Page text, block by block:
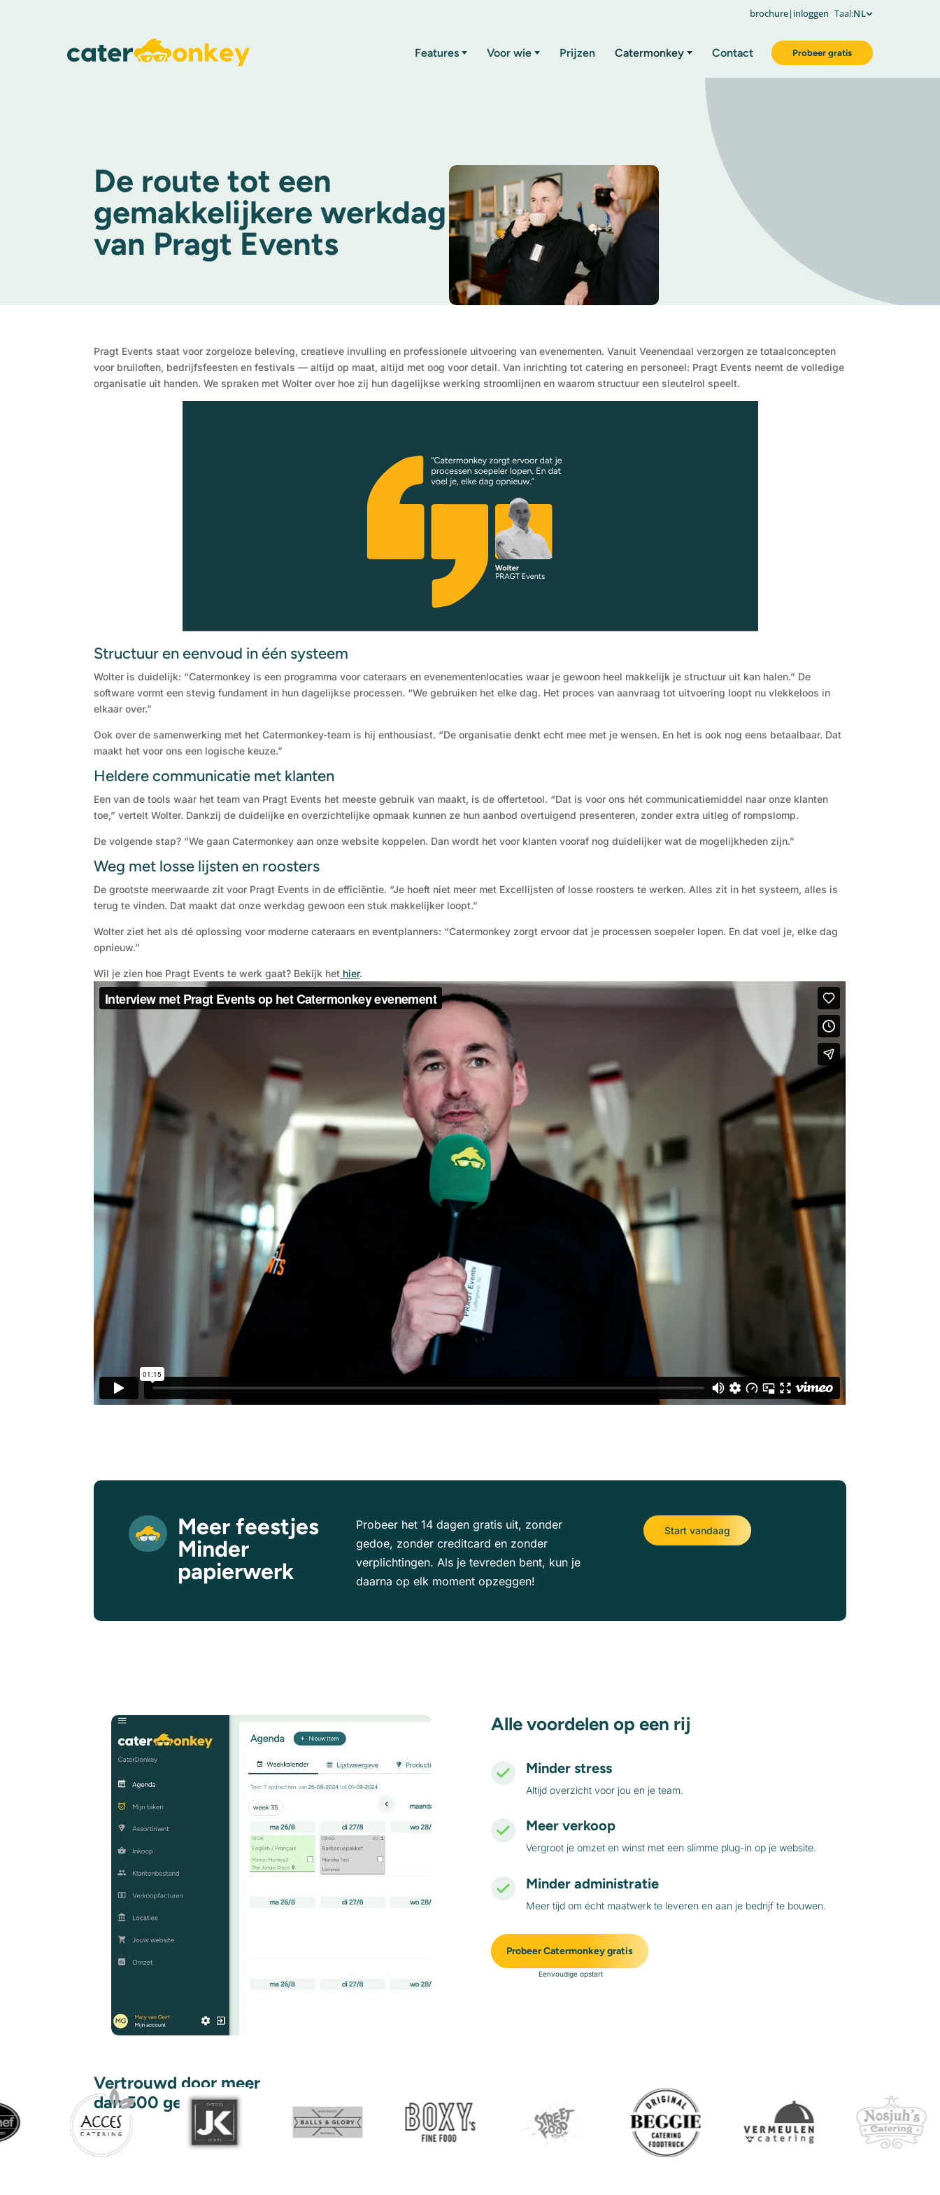
brochure| inloggen Taal:NL
Features Voor wie Prijzen Catermonkey Contact Probeer gratis
De route tot een
gemakkelijkere werkdag
van Pragt Events
Pragt Events staat voor zorgeloze beleving, creatieve invulling en professionele uitvoering van evenementen. Vanuit Veenendaal verzorgen ze totaalconcepten
voor bruiloften, bedrijfsfeesten en festivals — altijd op maat, altijd met oog voor detail. Van inrichting tot catering en personeel: Pragt Events neemt de volledige
organisatie uit handen. We spraken met Wolter over hoe zij hun dagelijkse werking stroomlijnen en waarom structuur een sleutelrol speelt.
Structuur en eenvoud in één systeem
Wolter is duidelijk: “Catermonkey is een programma voor cateraars en evenementenlocaties waar je gewoon heel makkelijk je structuur uit kan halen.” De
software vormt een stevig fundament in hun dagelijkse processen. “We gebruiken het elke dag. Het proces van aanvraag tot uitvoering loopt nu vlekkeloos in
elkaar over.”
Ook over de samenwerking met het Catermonkey-team is hij enthousiast. “De organisatie denkt echt mee met je wensen. En het is ook nog eens betaalbaar. Dat
maakt het voor ons een logische keuze.”
Heldere communicatie met klanten
Een van de tools waar het team van Pragt Events het meeste gebruik van maakt, is de offertetool. “Dat is voor ons hét communicatiemiddel naar onze klanten
toe,” vertelt Wolter. Dankzij de duidelijke en overzichtelijke opmaak kunnen ze hun aanbod overtuigend presenteren, zonder extra uitleg of rompslomp.
De volgende stap? “We gaan Catermonkey aan onze website koppelen. Dan wordt het voor klanten vooraf nog duidelijker wat de mogelijkheden zijn.”
Weg met losse lijsten en roosters
De grootste meerwaarde zit voor Pragt Events in de efficiëntie. “Je hoeft niet meer met Excellijsten of losse roosters te werken. Alles zit in het systeem, alles is
terug te vinden. Dat maakt dat onze werkdag gewoon een stuk makkelijker loopt.”
Wolter ziet het als dé oplossing voor moderne cateraars en eventplanners: “Catermonkey zorgt ervoor dat je processen soepeler lopen. En dat voel je, elke dag
opnieuw.”
Wil je zien hoe Pragt Events te werk gaat? Bekijk het hier.
Meer feestjes
Minder
papierwerk
Probeer het 14 dagen gratis uit, zonder
gedoe, zonder creditcard en zonder
verplichtingen. Als je tevreden bent, kun je
daarna op elk moment opzeggen!
Start vandaag
Alle voordelen op een rij
Minder stress
Altijd overzicht voor jou en je team.
Meer verkoop
Vergroot je omzet en winst met een slimme plug-in op je website.
Minder administratie
Meer tijd om écht maatwerk te leveren en aan je bedrijf te bouwen.
Probeer Catermonkey gratis
Eenvoudige opstart
Vertrouwd door meer
dan 500 gebruikers